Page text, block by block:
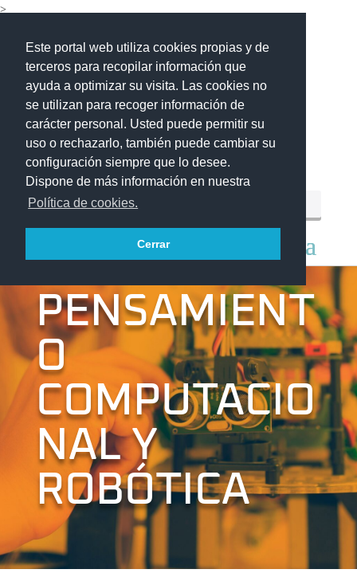
Este portal web utiliza cookies propias y de
terceros para recopilar información que
ayuda a optimizar su visita. Las cookies no
se utilizan para recoger información de
carácter personal. Usted puede permitir su
uso o rechazarlo, también puede cambiar su
configuración siempre que lo desee.
Dispone de más información en nuestra
Política de cookies.
Cerrar
>
PENSAMIENT
O
COMPUTACIO
NAL Y
ROBÓTICA